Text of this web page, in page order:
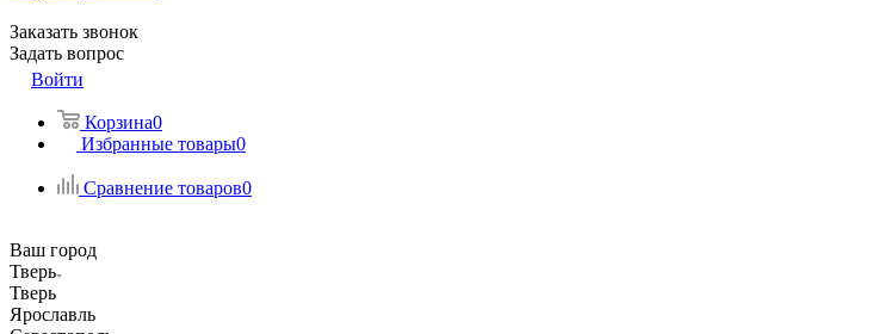
Заказать звонок
Задать вопрос
Войти
Корзина0
Избранные товары0
Сравнение товаров0
Ваш город
Тверь
Тверь
Ярославль